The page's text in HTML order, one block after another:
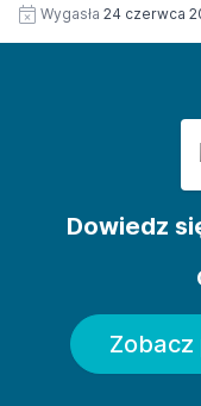
Wygasła 24 czerwca
Dowiedz